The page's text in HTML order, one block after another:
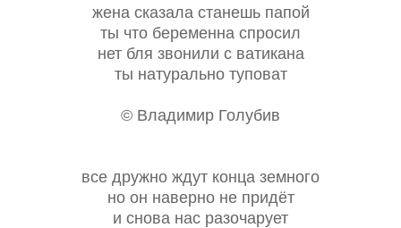
жена сказала станешь папой
ты что беременна спросил
нет бля звонили с ватикана
ты натурально туповат
© Владимир Голубив
все дружно ждут конца земного
но он наверно не придёт
и снова нас разочарует